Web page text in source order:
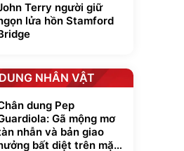
Terry người giữ
lửa hồn Stamford
NHÂN VẬT
dung Pep
Gã mộng mơ
nhẫn và bản giao
bất diệt trên mặt